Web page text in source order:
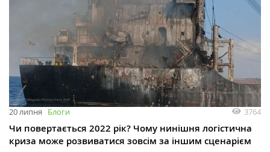
20 липня Блоги 3764
Чи повертається 2022 рік? Чому нинішня логістична
криза може розвиватися зовсім за іншим сценарієм